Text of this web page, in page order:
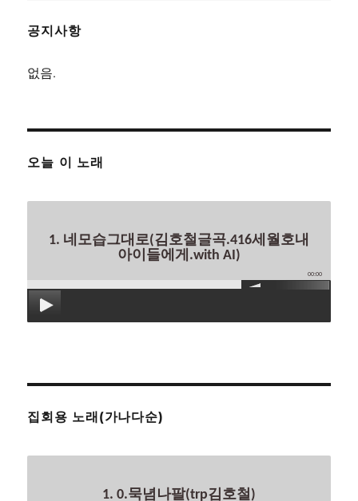
공지사항
없음.
오늘 이 노래
1. 네모습그대로(김호철글곡.416세월호내
아이들에게.with AI)
00:00
집회용 노래(가나다순)
1. 0.묵념나팔(trp김호철)